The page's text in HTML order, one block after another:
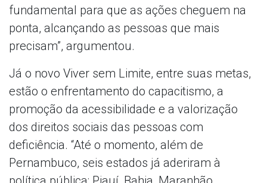
fundamental para que as ações cheguem na
ponta, alcançando as pessoas que mais
precisam”, argumentou.
Já o novo Viver sem Limite, entre suas metas,
estão o enfrentamento do capacitismo, a
promoção da acessibilidade e a valorização
dos direitos sociais das pessoas com
deficiência. “Até o momento, além de
Pernambuco, seis estados já aderiram à